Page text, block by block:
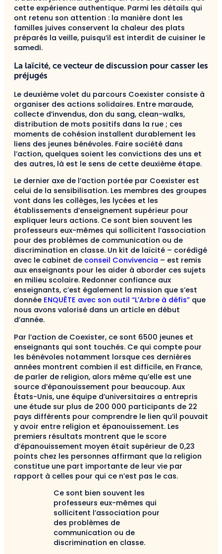
cette expérience authentique. Parmi les détails qui
ont retenu son attention : la manière dont les
familles juives conservent la chaleur des plats
préparés la veille, puisqu’il est interdit de cuisiner le
samedi.
La laïcité, ce vecteur de discussion pour casser les
préjugés
Le deuxième volet du parcours Coexister consiste à
organiser des actions solidaires. Entre maraude,
collecte d’invendus, don du sang, clean-walks,
distribution de mots positifs dans la rue ; ces
moments de cohésion installent durablement les
liens des jeunes bénévoles. Faire société dans
l’action, quelques soient les convictions des uns et
des autres, là est le sens de cette deuxième étape.
Le dernier axe de l’action portée par Coexister est
celui de la sensibilisation. Les membres des groupes
vont dans les collèges, les lycées et les
établissements d’enseignement supérieur pour
expliquer leurs actions. Ce sont bien souvent les
professeurs eux-mêmes qui sollicitent l’association
pour des problèmes de communication ou de
discrimination en classe. Un kit de laïcité – corédigé
avec le cabinet de conseil Convivencia – est remis
aux enseignants pour les aider à aborder ces sujets
en milieu scolaire. Redonner confiance aux
enseignants, c’est également la mission que s’est
donnée ENQUÊTE avec son outil “L’Arbre à défis” que
nous avons valorisé dans un article en début
d’année.
Par l’action de Coexister, ce sont 6500 jeunes et
enseignants qui sont touchés. Ce qui compte pour
les bénévoles notamment lorsque ces dernières
années montrent combien il est difficile, en France,
de parler de religion, alors même qu’elle est une
source d’épanouissement pour beaucoup. Aux
États-Unis, une équipe d’universitaires a entrepris
une étude sur plus de 200 000 participants de 22
pays différents pour comprendre le lien qu’il pouvait
y avoir entre religion et épanouissement. Les
premiers résultats montrent que le score
d’épanouissement moyen était supérieur de 0,23
points chez les personnes affirmant que la religion
constitue une part importante de leur vie par
rapport à celles pour qui ce n’est pas le cas.
Ce sont bien souvent les
professeurs eux-mêmes qui
sollicitent l’association pour
des problèmes de
communication ou de
discrimination en classe.